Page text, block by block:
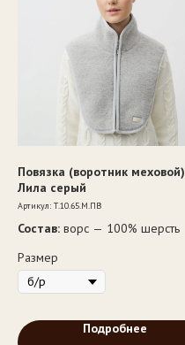
Повязка (воротник меховой)
Лила серый
Артикул: Т.10.65.М.ПВ
Состав: ворс — 100% шерсть
Размер
Подробнее